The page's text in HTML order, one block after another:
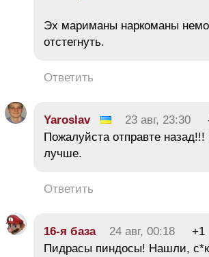
Эх мариманы наркоманы
отстегнуть.
Ответить
Yaroslav 23 авг, 23:30
Пожалуйста отправте
лучше.
Ответить
16-я база 24 авг, 00:18
+1
Пидрасы пиндосы! Нашли,